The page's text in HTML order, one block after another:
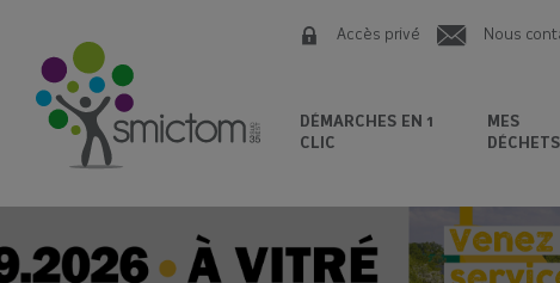
Accès privé Nous
DÉMARCHES EN 1
CLIC
MES
DÉCHETS